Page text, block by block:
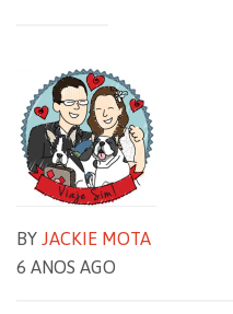
BY JACKIE MOTA
6 ANOS AGO